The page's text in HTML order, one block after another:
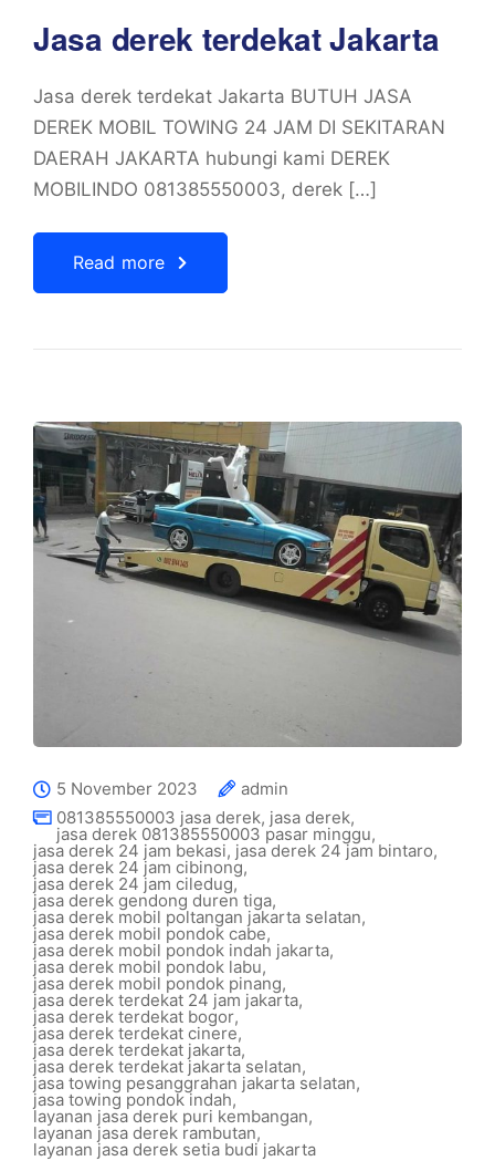
Jasa derek terdekat Jakarta
Jasa derek terdekat Jakarta BUTUH JASA
DEREK MOBIL TOWING 24 JAM DI SEKITARAN
DAERAH JAKARTA hubungi kami DEREK
MOBILINDO 081385550003, derek […]
Read more
5 November 2023
admin
081385550003 jasa derek, jasa derek,
jasa derek 081385550003 pasar minggu,
jasa derek 24 jam bekasi, jasa derek 24 jam bintaro,
jasa derek 24 jam cibinong,
jasa derek 24 jam ciledug,
jasa derek gendong duren tiga,
jasa derek mobil poltangan jakarta selatan,
jasa derek mobil pondok cabe,
jasa derek mobil pondok indah jakarta,
jasa derek mobil pondok labu,
jasa derek mobil pondok pinang,
jasa derek terdekat 24 jam jakarta,
jasa derek terdekat bogor,
jasa derek terdekat cinere,
jasa derek terdekat jakarta,
jasa derek terdekat jakarta selatan,
jasa towing pesanggrahan jakarta selatan,
jasa towing pondok indah,
layanan jasa derek puri kembangan,
layanan jasa derek rambutan,
layanan jasa derek setia budi jakarta